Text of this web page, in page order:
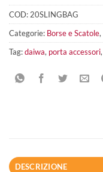
COD: 20SLINGBAG
Categorie: Borse e Scatole,
Tag:daiwa, porta accessori,
DESCRIZIONE